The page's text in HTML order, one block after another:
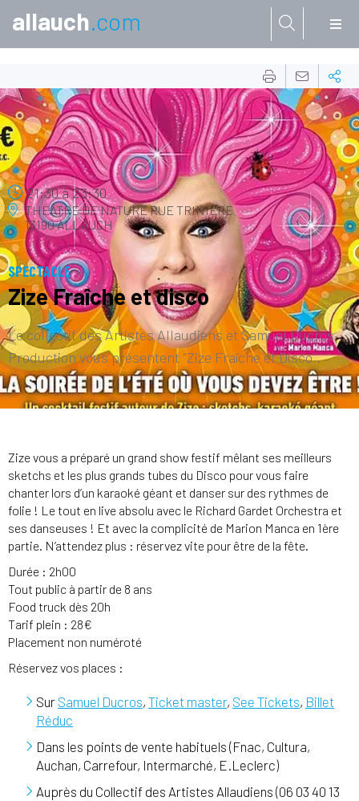
allauch.com
05
AOÛT
21:30à23:30
THÉÂTRE DE NATURERUE TRINIÈRE
13190 ALLAUCH
SPECTACLE
Zize Fraîche et disco
Le collectif des Artistes Allaudiens et Samuel Ducros
Production vous présentent "Zize Fraîche et Disco".
Zize vous a préparé un grand show festif mêlant ses meilleurs
sketchs et les plus grands tubes du Disco pour vous faire
chanter lors d’un karaoké géant et danser sur des rythmes de
folie ! Le tout en live absolu avec le Richard Gardet Orchestra et
ses danseuses ! Et avec la complicité de Marion Manca en 1ère
partie. N’attendez plus : réservez vite pour être de la fête.
Durée : 2h00
Tout public à partir de 8 ans
Food truck dès 20h
Tarif plein : 28€
Placement non numéroté
Réservez vos places :
Sur Samuel Ducros, Ticket master, See Tickets, Billet
Réduc
Dans les points de vente habituels (Fnac, Cultura,
Auchan, Carrefour, Intermarché, E.Leclerc)
Auprès du Collectif des Artistes Allaudiens (06 03 40 13